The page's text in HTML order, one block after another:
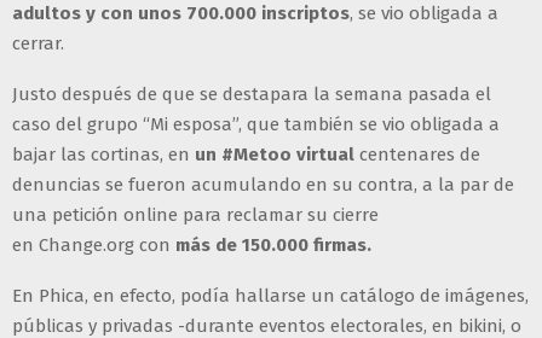
adultos y con unos 700.000 inscriptos, se vio obligada a
cerrar.
Justo después de que se destapara la semana pasada el
caso del grupo “Mi esposa”, que también se vio obligada a
bajar las cortinas, en un #Metoo virtual centenares de
denuncias se fueron acumulando en su contra, a la par de
una petición online para reclamar su cierre
en Change.org con más de 150.000 firmas.
En Phica, en efecto, podía hallarse un catálogo de imágenes,
públicas y privadas -durante eventos electorales, en bikini, o